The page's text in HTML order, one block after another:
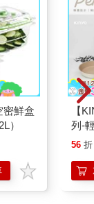
密鮮盒
）
【
列-
平
56 折